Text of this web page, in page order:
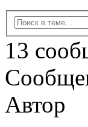
13
Автор